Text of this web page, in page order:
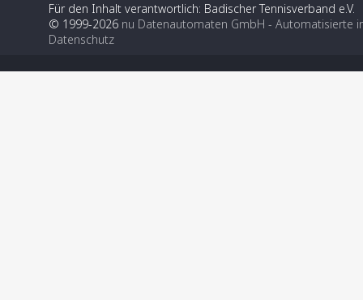
Für den Inhalt verantwortlich: Badischer Tennisverband e.V.
© 1999-2026 nu Datenautomaten GmbH - Automatisierte
Datenschutz